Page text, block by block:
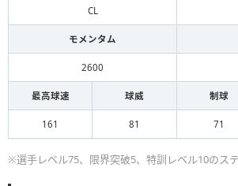
CL
モメンタム
2600
最高球速 球威 制球
161 81 71
※選手レベル75、限界突破5、特訓レベル10のス